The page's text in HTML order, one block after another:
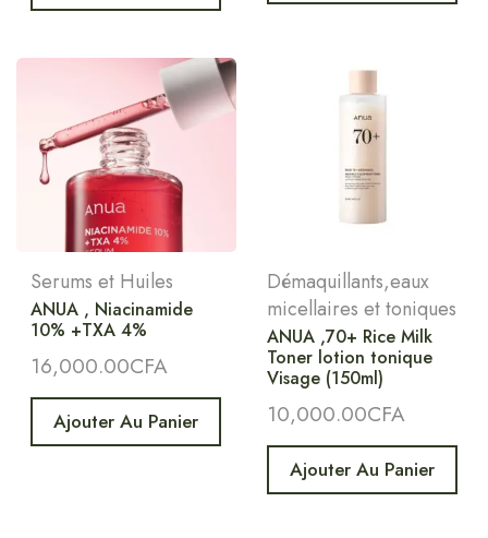
Serums et Huiles
ANUA , Niacinamide
10% +TXA 4%
16,000.00CFA
Ajouter Au Panier
Démaquillants,eaux
micellaires et toniques
ANUA ,70+ Rice Milk
Toner lotion tonique
Visage (150ml)
10,000.00CFA
Ajouter Au Panier